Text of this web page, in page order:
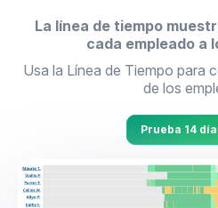
La línea de tiempo
cada empleado a
Usa la Línea de Tiempo para
de los
Prueba 14